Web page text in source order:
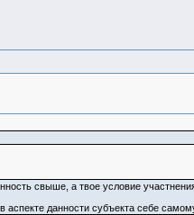
свыше, а твое условие
данности субъекта себе